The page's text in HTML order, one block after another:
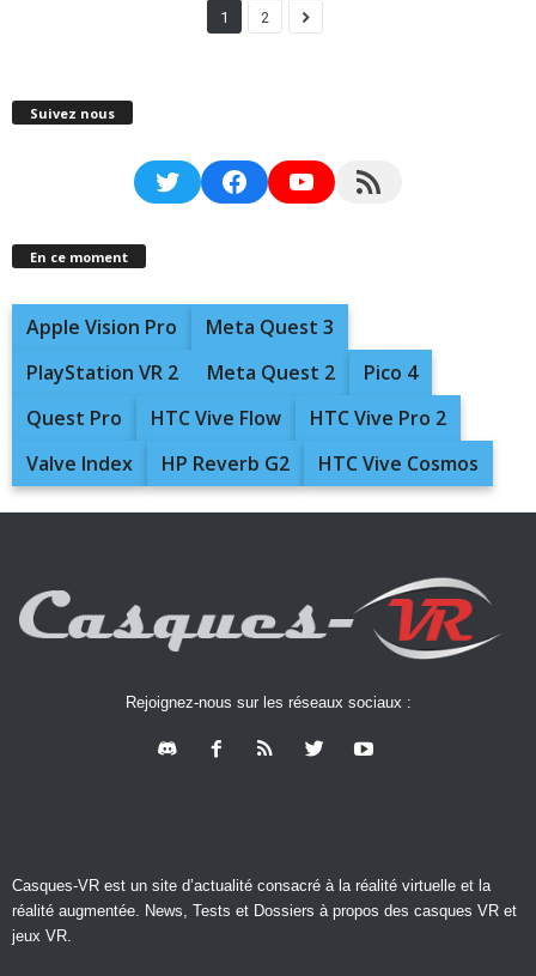
1 2
Suivez nous
TwitterFacebookYouTubeRSS Feed
En ce moment
Apple Vision Pro
Meta Quest 3
PlayStation VR 2
Meta Quest 2
Pico 4
Quest Pro
HTC Vive Flow
HTC Vive Pro 2
Valve Index
HP Reverb G2 HTC Vive Cosmos
Rejoignez-nous sur les réseaux sociaux :
Casques-VR est un site d’actualité consacré à la réalité virtuelle et la
réalité augmentée. News, Tests et Dossiers à propos des casques VR et
jeux VR.